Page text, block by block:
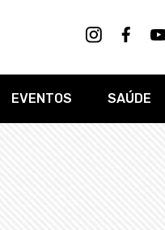
EVENTOS SAÚDE